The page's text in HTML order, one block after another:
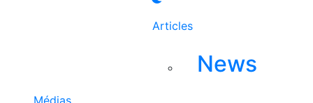
Médias
Articles
News